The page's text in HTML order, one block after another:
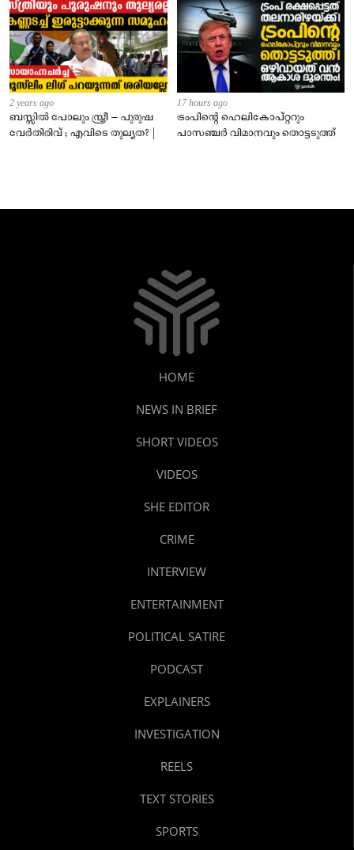
2 years ago
ബസ്സിൽ പോലും സ്ത്രീ – പുരുഷ
വേർതിരിവ് ; എവിടെ തുല്യത? |
17 hours ago
ട്രംപിന്റെ ഹെലികോപ്റ്ററും
പാസഞ്ചര്‍ വിമാനവും തൊട്ടടുത്ത്
HOME
NEWS IN BRIEF
SHORT VIDEOS
VIDEOS
SHE EDITOR
CRIME
INTERVIEW
ENTERTAINMENT
POLITICAL SATIRE
PODCAST
EXPLAINERS
INVESTIGATION
REELS
TEXT STORIES
SPORTS